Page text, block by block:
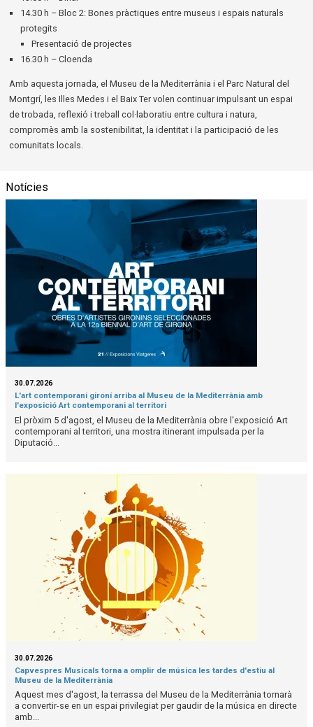
14.30 h – Bloc 2: Bones pràctiques entre museus i espais naturals
protegits
Presentació de projectes
16.30 h – Cloenda
Amb aquesta jornada, el Museu de la Mediterrània i el Parc Natural del
Montgrí, les Illes Medes i el Baix Ter volen continuar impulsant un espai
de trobada, reflexió i treball col·laboratiu entre cultura i natura,
compromès amb la sostenibilitat, la identitat i la participació de les
comunitats locals.
Notícies
30.07.2026
L'art contemporani gironí arriba al Museu de la Mediterrània amb
l'exposició Art contemporani al territori
El pròxim 5 d'agost, el Museu de la Mediterrània obre l'exposició Art
contemporani al territori, una mostra itinerant impulsada per la
Diputació...
30.07.2026
Capvespres Musicals torna a omplir de música les tardes d'estiu al
Museu de la Mediterrània
Aquest mes d'agost, la terrassa del Museu de la Mediterrània tornarà
a convertir-se en un espai privilegiat per gaudir de la música en directe
amb...